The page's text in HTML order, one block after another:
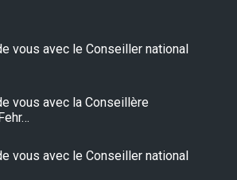
vous avec le Conseiller national
vous avec la Conseillère
vous avec le Conseiller national